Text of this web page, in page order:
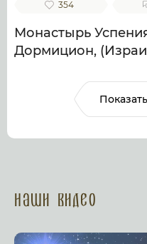
354
Монастырь
Дормицион,
Наши Видео